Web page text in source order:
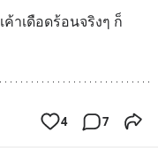
าเดือดร้อนจริงๆ ก็
4 7